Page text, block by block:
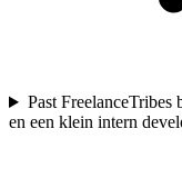
Past
en een klein intern